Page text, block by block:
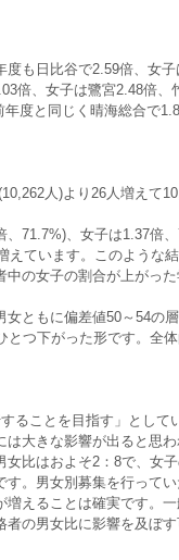
も日比谷で2.59倍、女子
倍、女子は鷺宮2.48倍、
度と同じく晴海総合で
人)より26人増えて
71.7%)、女子は1.37倍、
ています。このような
の女子の割合が上がっ
ともに偏差値50～54の
つ下がった形です。全
ることを目指す」として
大きな影響が出ると思
比はおよそ2：8で、女
。男女別募集を行って
えることは確実です。
の男女比に影響を及ぼす